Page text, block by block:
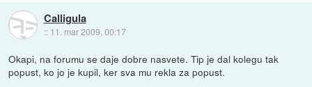
Calligula
:: 11. mar 2009, 00:17
Okapi, na forumu se daje dobre nasvete. Tip je dal kolegu tak
popust, ko jo je kupil, ker sva mu rekla za popust.